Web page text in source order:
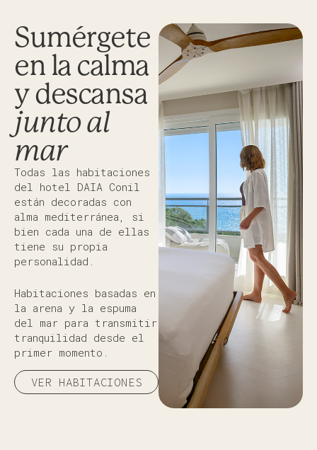
Sumérgete
en la calma
y descansa
junto al
mar
Todas las habitaciones
del hotel DAIA Conil
están decoradas con
alma mediterránea, si
bien cada una de ellas
tiene su propia
personalidad.
Habitaciones basadas en
la arena y la espuma
del mar para transmitir
tranquilidad desde el
primer momento.
VER HABITACIONES